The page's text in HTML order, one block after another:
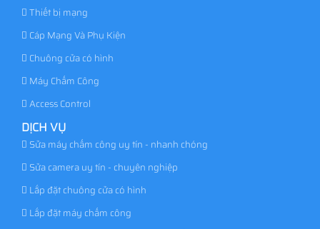
Thiết bị mạng
Cáp Mạng Và Phụ Kiện
Chuông cửa có hình
Máy Chấm Công
Access Control
DỊCH VỤ
Sửa máy chấm công uy tín - nhanh chóng
Sửa camera uy tín - chuyên nghiệp
Lắp đặt chuông cửa có hình
Lắp đặt máy chấm công